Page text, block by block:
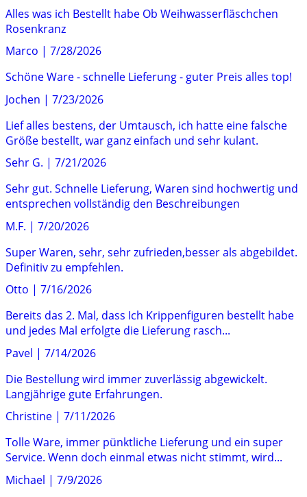
Alles was ich Bestellt habe Ob Weihwasserfläschchen
Rosenkranz
Marco | 7/28/2026
Schöne Ware - schnelle Lieferung - guter Preis alles top!
Jochen | 7/23/2026
Lief alles bestens, der Umtausch, ich hatte eine falsche
Größe bestellt, war ganz einfach und sehr kulant.
Sehr G. | 7/21/2026
Sehr gut. Schnelle Lieferung, Waren sind hochwertig und
entsprechen vollständig den Beschreibungen
M.F. | 7/20/2026
Super Waren, sehr, sehr zufrieden,besser als abgebildet.
Definitiv zu empfehlen.
Otto | 7/16/2026
Bereits das 2. Mal, dass Ich Krippenfiguren bestellt habe
und jedes Mal erfolgte die Lieferung rasch...
Pavel | 7/14/2026
Die Bestellung wird immer zuverlässig abgewickelt.
Langjährige gute Erfahrungen.
Christine | 7/11/2026
Tolle Ware, immer pünktliche Lieferung und ein super
Service. Wenn doch einmal etwas nicht stimmt, wird...
Michael | 7/9/2026